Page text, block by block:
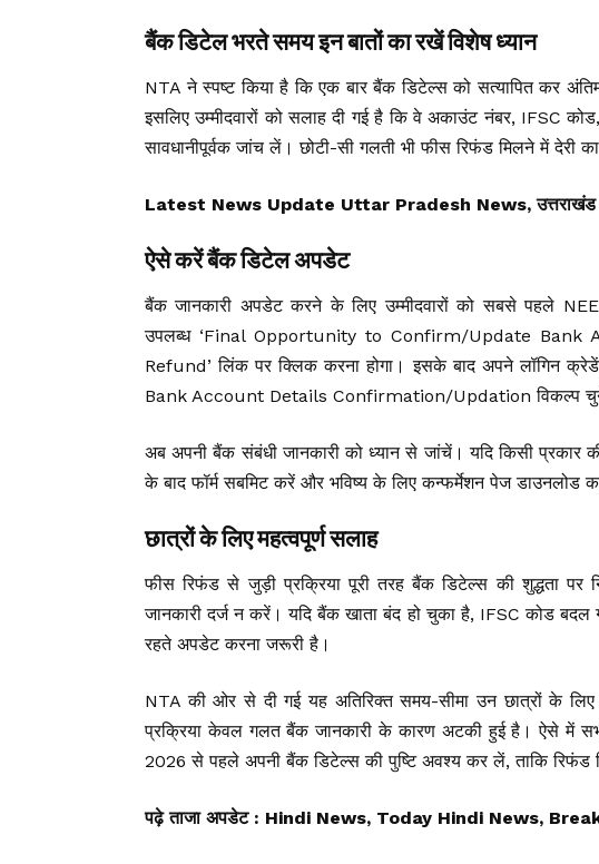
बैंक डिटेल भरते समय इन बातों का रखें विशेष ध्यान
NTA ने स्पष्ट किया है कि एक बार बैंक डिटेल्स को सत्यापित कर
इसलिए उम्मीदवारों को सलाह दी गई है कि वे अकाउंट नंबर, IFSC
सावधानीपूर्वक जांच लें। छोटी-सी गलती भी फीस रिफंड मिलने में देरी
Latest News Update Uttar Pradesh News, उत्तराखंड
ऐसे करें बैंक डिटेल अपडेट
बैंक जानकारी अपडेट करने के लिए उम्मीदवारों को सबसे पहले
उपलब्ध ‘Final Opportunity to Confirm/Update Bank
Refund’ लिंक पर क्लिक करना होगा। इसके बाद अपने लॉगिन
Bank Account Details Confirmation/Updation विकल्प
अब अपनी बैंक संबंधी जानकारी को ध्यान से जांचें। यदि किसी प्रकार
के बाद फॉर्म सबमिट करें और भविष्य के लिए कन्फर्मेशन पेज डाउनलोड
छात्रों के लिए महत्वपूर्ण सलाह
फीस रिफंड से जुड़ी प्रक्रिया पूरी तरह बैंक डिटेल्स की शुद्धता पर
जानकारी दर्ज न करें। यदि बैंक खाता बंद हो चुका है, IFSC कोड
रहते अपडेट करना जरूरी है।
NTA की ओर से दी गई यह अतिरिक्त समय-सीमा उन छात्रों के
प्रक्रिया केवल गलत बैंक जानकारी के कारण अटकी हुई है। ऐसे में सभी
2026 से पहले अपनी बैंक डिटेल्स की पुष्टि अवश्य कर लें, ताकि रिफंड
पढ़े ताजा अपडेट : Hindi News, Today Hindi News,